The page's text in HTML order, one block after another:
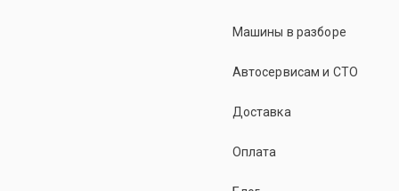
Машины в разборе
Автосервисам и СТО
Доставка
Оплата